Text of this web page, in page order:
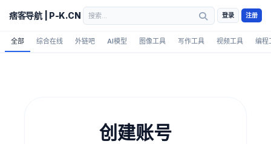
痞客导航 | P-K.CN 登录 注册
全部 综合在线 外链吧 AI模型 图像工具 写作工具 视频工具 编程
创建账号